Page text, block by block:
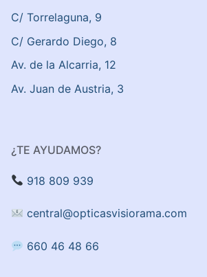
C/ Torrelaguna, 9
C/ Gerardo Diego, 8
Av. de la Alcarria, 12
Av. Juan de Austria, 3
¿TE AYUDAMOS?
918 809 939
central@opticasvisiorama.com
660 46 48 66